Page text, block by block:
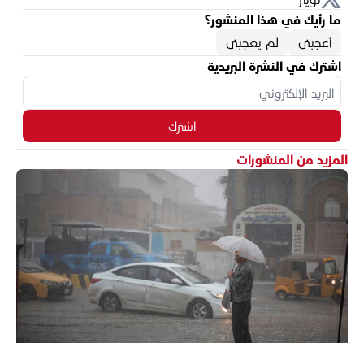
ما رأيك في هذا المنشور؟
أعجبني
لم يعجبني
اشترك في النشرة البريدية
اشترك
المزيد من المنشورات